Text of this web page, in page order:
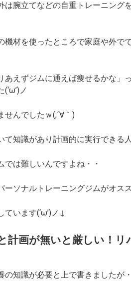
は腕立てなどの自重トレーニング
機材を使ったところで家庭や外で
あえずジムに通えば痩せるかな」
ノ
せんでしたｗ(;´∀｀)
て知識があり計画的に実行できる人
は難しいんですよね・・
ソナルトレーニングジムがオス
います(‘ω’)ノ↓
計画が無いと厳しい！リ
知識が必要と上で書きましたが